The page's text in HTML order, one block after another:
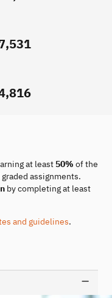
at least 50% of the
assignments.
by completing at least
and guidelines.